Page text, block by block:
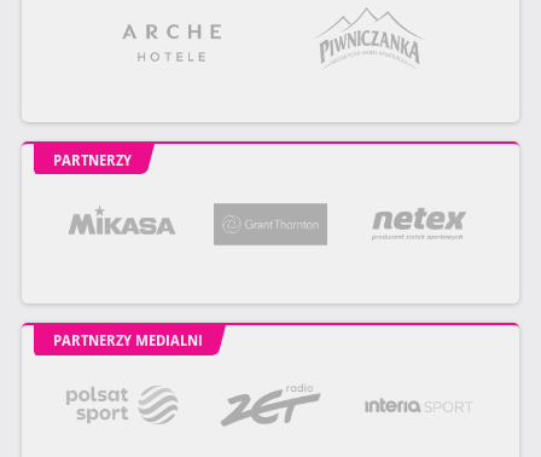
PARTNERZY
PARTNERZY MEDIALNI